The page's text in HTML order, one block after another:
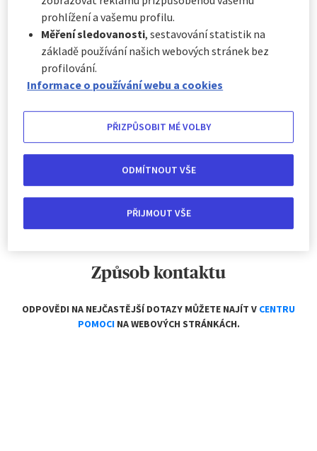
Zákaznická linka
Na zákaznickou linku je možné se obrátit v případědotazů na
nabízené produkty nebo k již zakoupeným pojistným
smlouvám.
ZAKAZNICKALINKA@AXA-
ASSISTANCE.CZ
+420 272 099 990
Způsob kontaktu
ODPOVĚDI NA NEJČASTĚJŠÍ DOTAZY MŮŽETE NAJÍT V CENTRU
POMOCINA WEBOVÝCH STRÁNKÁCH.
prohlížení a vašemu profilu.
Měření sledovanosti, sestavování statistik na
základě používání našich webových stránek bez
profilování.
Informace o používání webu a cookies
PŘIZPŮSOBIT MÉ VOLBY
ODMÍTNOUT VŠE
PŘIJMOUT VŠE